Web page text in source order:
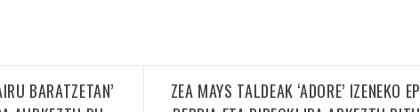
BARATZETAN’
ZEA MAYS TALDEAK ‘ADORE’ IZENEKO EP